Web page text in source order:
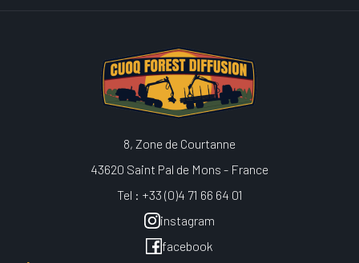
8, Zone de Courtanne
43620 Saint Pal de Mons - France
Tel : +33 (0)4 71 66 64 01
instagram
facebook